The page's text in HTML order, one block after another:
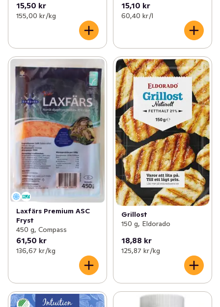
15,50 kr
155,00 kr /kg
15,10 kr
60,40 kr /l
Laxfärs Premium ASC
Fryst
450 g, Compass
61,50 kr
136,67 kr /kg
Grillost
150 g, Eldorado
18,88 kr
125,87 kr /kg